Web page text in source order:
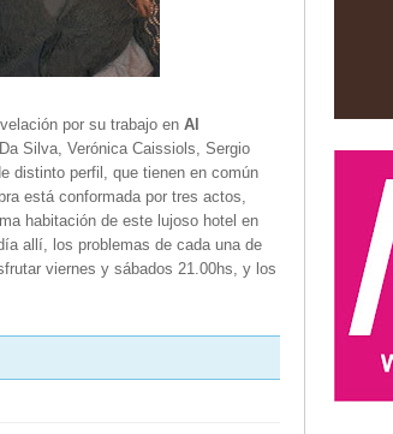
por su trabajo en Al
Silva, Verónica Caissiols, Sergio
distinto perfil, que tienen en común
está conformada por tres actos,
habitación de este lujoso hotel en
allí, los problemas de cada una de
viernes y sábados 21.00hs, y los